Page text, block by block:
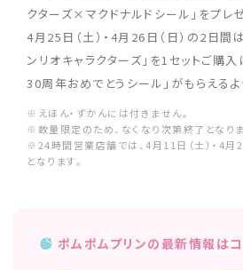
クターズ×マクドナルドシール」をプレゼ
4月25日（⼟）・4月26日（日）の2日間
ンリオキャラクターズ」を1セットご購
30周年おめでとうシール」がもらえる
※えほん・ずかんには付きません。
※数量限定のため、なくなり次第終了となりま
※24時間営業店舗では、4月11日（土）・4月
となります。
ポムポムプリンの最新情報は